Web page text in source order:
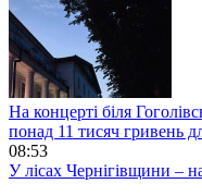
На концерті біля
понад 11 тисяч гривень
08:53
У лісах Чернігівщини –